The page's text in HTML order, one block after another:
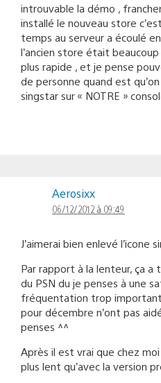
introuvable la démo ,
installé le nouveau store
temps au serveur a écoulé
l’ancien store était
plus rapide , et je pense
de personne quand est
singstar sur « NOTRE »
Aerosixx
06/12/2012 à 09:49
J’aimerai bien enlevé l’icone
Par rapport à la lenteur, ça a
du PSN du je penses à une
fréquentation trop
pour décembre n’ont pas
penses ^^
Après il est vrai que chez
plus lent qu’avec la version